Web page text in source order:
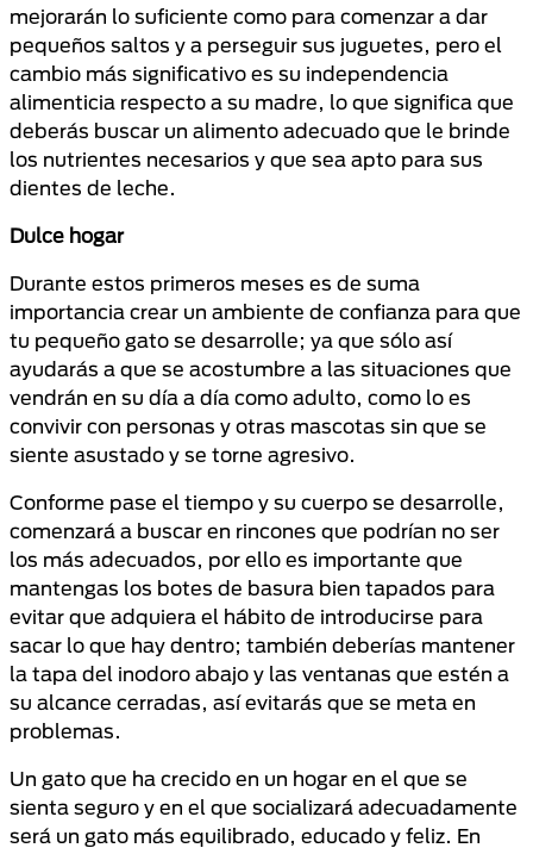
mejorarán lo suficiente como para comenzar a dar
pequeños saltos y a perseguir sus juguetes, pero el
cambio más significativo es su independencia
alimenticia respecto a su madre, lo que significa que
deberás buscar un alimento adecuado que le brinde
los nutrientes necesarios y que sea apto para sus
dientes de leche.
Dulce hogar
Durante estos primeros meses es de suma
importancia crear un ambiente de confianza para que
tu pequeño gato se desarrolle; ya que sólo así
ayudarás a que se acostumbre a las situaciones que
vendrán en su día a día como adulto, como lo es
convivir con personas y otras mascotas sin que se
siente asustado y se torne agresivo.
Conforme pase el tiempo y su cuerpo se desarrolle,
comenzará a buscar en rincones que podrían no ser
los más adecuados, por ello es importante que
mantengas los botes de basura bien tapados para
evitar que adquiera el hábito de introducirse para
sacar lo que hay dentro; también deberías mantener
la tapa del inodoro abajo y las ventanas que estén a
su alcance cerradas, así evitarás que se meta en
problemas.
Un gato que ha crecido en un hogar en el que se
sienta seguro y en el que socializará adecuadamente
será un gato más equilibrado, educado y feliz. En